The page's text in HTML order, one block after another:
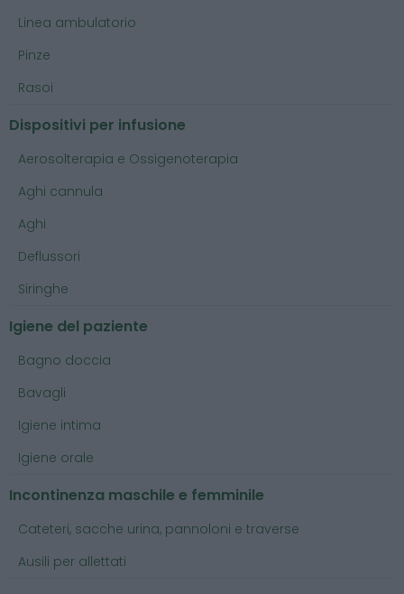
Linea ambulatorio
Pinze
Rasoi
Dispositivi per infusione
Aerosolterapia e Ossigenoterapia
Aghi cannula
Aghi
Deflussori
Siringhe
Igiene del paziente
Bagno doccia
Bavagli
Igiene intima
Igiene orale
Incontinenza maschile e femminile
Cateteri, sacche urina, pannoloni e traverse
Ausili per allettati